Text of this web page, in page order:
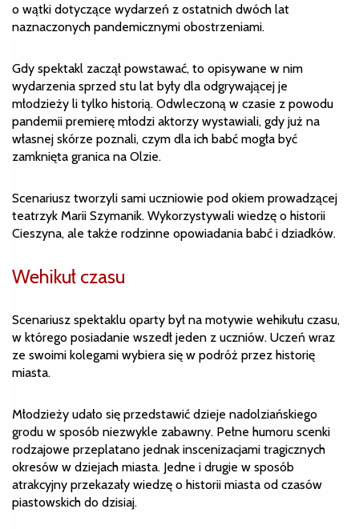
o wątki dotyczące wydarzeń z ostatnich dwóch lat
naznaczonych pandemicznymi obostrzeniami.
Gdy spektakl zaczął powstawać, to opisywane w nim
wydarzenia sprzed stu lat były dla odgrywającej je
młodzieży li tylko historią. Odwleczoną w czasie z powodu
pandemii premierę młodzi aktorzy wystawiali, gdy już na
własnej skórze poznali, czym dla ich babć mogła być
zamknięta granica na Olzie.
Scenariusz tworzyli sami uczniowie pod okiem prowadzącej
teatrzyk Marii Szymanik. Wykorzystywali wiedzę o historii
Cieszyna, ale także rodzinne opowiadania babć i dziadków.
Wehikuł czasu
Scenariusz spektaklu oparty był na motywie wehikułu czasu,
w którego posiadanie wszedł jeden z uczniów. Uczeń wraz
ze swoimi kolegami wybiera się w podróż przez historię
miasta.
Młodzieży udało się przedstawić dzieje nadolziańskiego
grodu w sposób niezwykle zabawny. Pełne humoru scenki
rodzajowe przeplatano jednak inscenizacjami tragicznych
okresów w dziejach miasta. Jedne i drugie w sposób
atrakcyjny przekazały wiedzę o historii miasta od czasów
piastowskich do dzisiaj.